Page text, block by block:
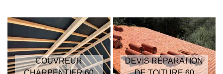
COUVREUR
DEVIS RÉPARATION